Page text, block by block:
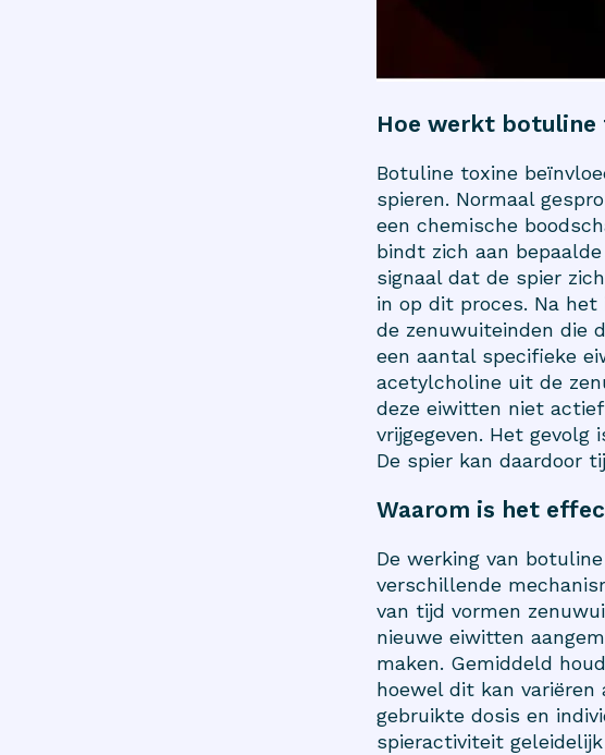
Hoe werkt botuline
Botuline toxine
spieren. Normaal
een chemische
bindt zich aan
signaal dat de spier
in op dit proces. Na
de zenuwuiteinden die
een aantal specifieke
acetylcholine uit de
deze eiwitten niet
vrijgegeven. Het gevolg
De spier kan daardoor
Waarom is het
De werking van
verschillende
van tijd vormen
nieuwe eiwitten
maken. Gemiddeld
hoewel dit kan variëren
gebruikte dosis en
spieractiviteit